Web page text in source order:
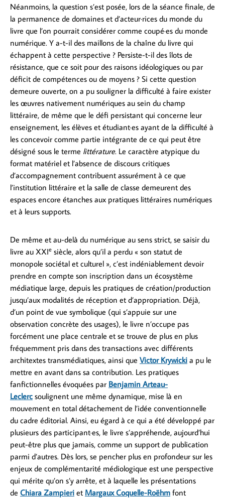
Néanmoins, la question s’est posée, lors de la séance finale, de
la permanence de domaines et d’acteur·rices du monde du
livre que l’on pourrait considérer comme coupé·es du monde
numérique. Y a-t-il des maillons de la chaîne du livre qui
échappent à cette perspective ? Persiste-t-il des îlots de
résistance, que ce soit pour des raisons idéologiques ou par
déficit de compétences ou de moyens ? Si cette question
demeure ouverte, on a pu souligner la difficulté à faire exister
les œuvres nativement numériques au sein du champ
littéraire, de même que le défi persistant qui concerne leur
enseignement, les élèves et étudiant·es ayant de la difficulté à
les concevoir comme partie intégrante de ce qui peut être
désigné sous le terme littérature. Le caractère atypique du
format matériel et l’absence de discours critiques
d’accompagnement contribuent assurément à ce que
l’institution littéraire et la salle de classe demeurent des
espaces encore étanches aux pratiques littéraires numériques
et à leurs supports.
De même et au-delà du numérique au sens strict, se saisir du
livre au XXIe siècle, alors qu’il a perdu « son statut de
monopole sociétal et culturel », c’est indéniablement devoir
prendre en compte son inscription dans un écosystème
médiatique large, depuis les pratiques de création/production
jusqu’aux modalités de réception et d’appropriation. Déjà,
d’un point de vue symbolique (qui s’appuie sur une
observation concrète des usages), le livre n’occupe pas
forcément une place centrale et se trouve de plus en plus
fréquemment pris dans des transactions avec différents
architextes transmédiatiques, ainsi que Victor Krywicki a pu le
mettre en avant dans sa contribution. Les pratiques
fanfictionnelles évoquées par Benjamin Arteau-
Leclerc soulignent une même dynamique, mise là en
mouvement en total détachement de l’idée conventionnelle
du cadre éditorial. Ainsi, eu égard à ce qui a été développé par
plusieurs des participant·es, le livre s’appréhende, aujourd’hui
peut-être plus que jamais, comme un support de publication
parmi d’autres. Dès lors, se pencher plus en profondeur sur les
enjeux de complémentarité médiologique est une perspective
qui mérite qu’on s’y arrête, et à laquelle les présentations
de Chiara Zampieri et Margaux Coquelle-Roëhm font